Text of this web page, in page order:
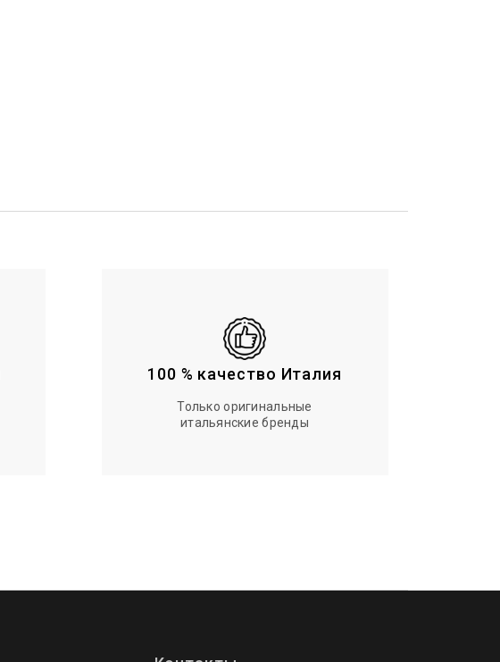
100 % качество Италия
Только оригинальные
итальянские бренды